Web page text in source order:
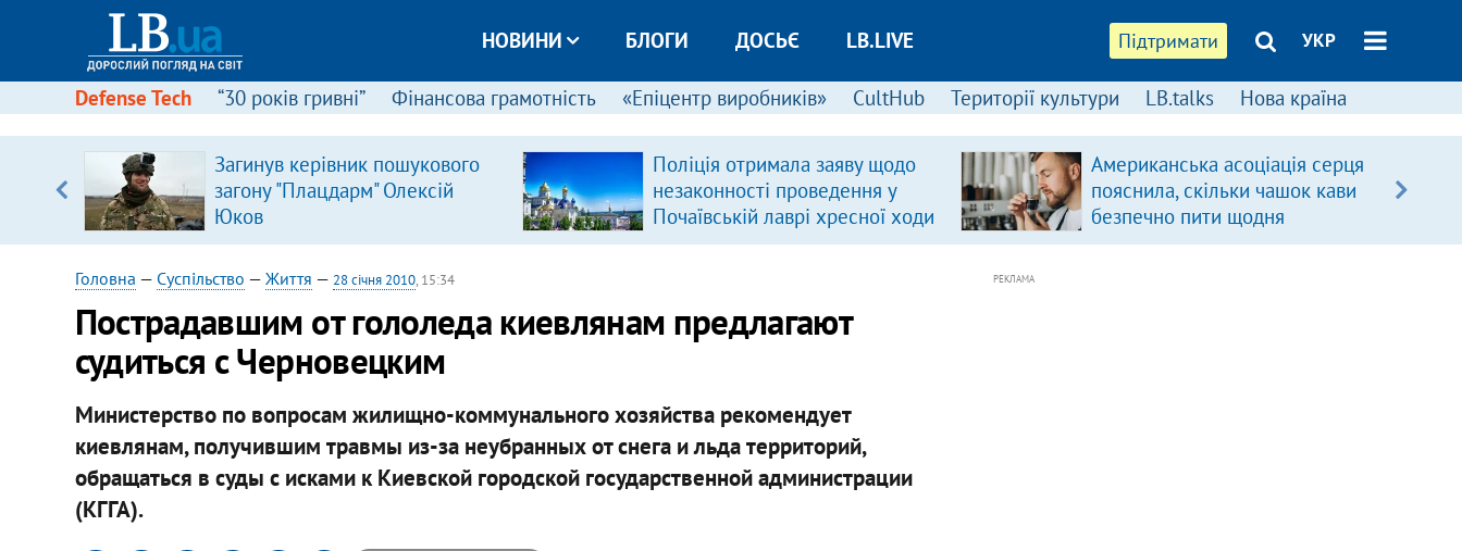
Підтримати УКР
НОВИНИ БЛОГИ ДОСЬЄ LB.LIVE
Defense Tech “30 років гривні” Фінансова грамотність «Епіцентр виробників» CultHub Території культури LB.talks Нова країна
Загинув керівник пошукового
загону "Плацдарм" Олексій
Юков
Поліція отримала заяву щодо
незаконності проведення у
Почаївській лаврі хресної ходи
Американська асоціація серця
пояснила, скільки чашок кави
безпечно пити щодня
Головна — Суспільство — Життя — 28 січня 2010, 15:34
Пострадавшим от гололеда киевлянам предлагают
судиться с Черновецким
Министерство по вопросам жилищно-коммунального хозяйства рекомендует
киевлянам, получившим травмы из-за неубранных от снега и льда территорий,
обращаться в суды с исками к Киевской городской государственной администрации
(КГГА).
РЕКЛАМА